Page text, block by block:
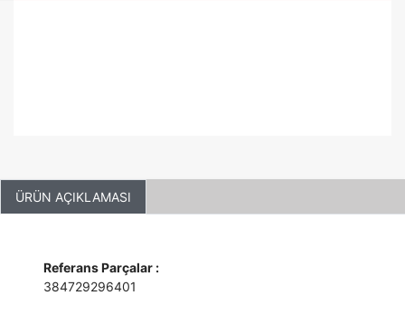
ÜRÜN AÇIKLAMASI
Referans Parçalar :
384729296401